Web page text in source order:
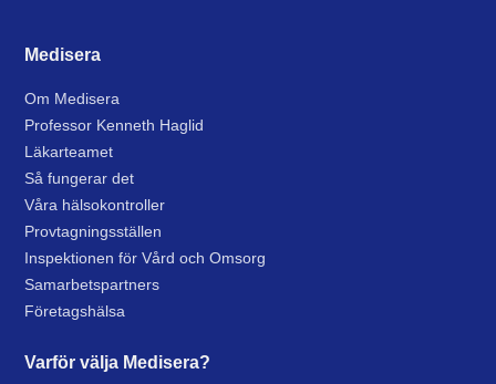
Medisera
Om Medisera
Professor Kenneth Haglid
Läkarteamet
Så fungerar det
Våra hälsokontroller
Provtagningsställen
Inspektionen för Vård och Omsorg
Samarbetspartners
Företagshälsa
Varför välja Medisera?